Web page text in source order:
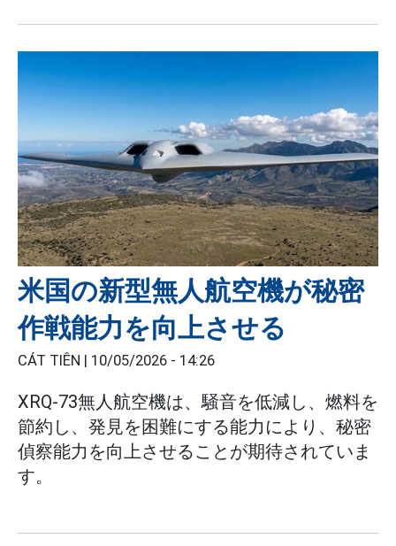
米国の新型無人航空機が秘密
作戦能力を向上させる
CÁT TIÊN | 10/05/2026 - 14:26
XRQ-73無人航空機は、騒音を低減し、燃料を
節約し、発見を困難にする能力により、秘密
偵察能力を向上させることが期待されていま
す。